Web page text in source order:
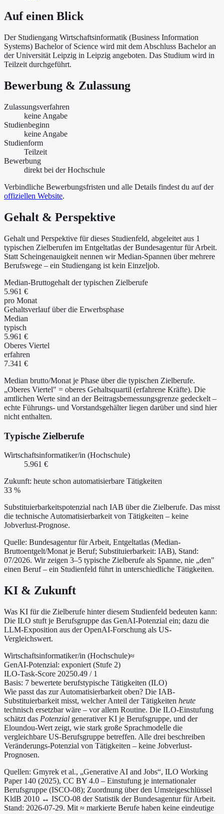
Auf einen Blick
Der Studiengang Wirtschaftsinformatik (Business Information
Systems) Bachelor of Science wird mit dem Abschluss Bachelor an
der Universität Leipzig in Leipzig angeboten. Das Studium wird in
Teilzeit durchgeführt.
Bewerbung & Zulassung
Zulassungsverfahren
keine Angabe
Studienbeginn
keine Angabe
Studienform
Teilzeit
Bewerbung
direkt bei der Hochschule
Verbindliche Bewerbungsfristen und alle Details findest du auf der
offiziellen Website.
Gehalt & Perspektive
Gehalt und Perspektive für dieses Studienfeld, abgeleitet aus 1
typischen Zielberufen im Entgeltatlas der Bundesagentur für Arbeit.
Statt Scheingenauigkeit nennen wir Median-Spannen über mehrere
Berufswege – ein Studiengang ist kein Einzeljob.
Median-Bruttogehalt der typischen Zielberufe
5.961 €
pro Monat
Gehaltsverlauf über die Erwerbsphase
Median
typisch
5.961 €
Oberes Viertel
erfahren
7.341 €
Median brutto/Monat je Phase über die typischen Zielberufe.
„Oberes Viertel" = oberes Gehaltsquartil (erfahrene Kräfte). Die
amtlichen Werte sind an der Beitragsbemessungsgrenze gedeckelt –
echte Führungs- und Vorstandsgehälter liegen darüber und sind hier
nicht enthalten.
Typische Zielberufe
Wirtschaftsinformatiker/in (Hochschule)
5.961 €
Zukunft: heute schon automatisierbare Tätigkeiten
33 %
Substituierbarkeitspotenzial nach IAB über die Zielberufe. Das misst
die technische Automatisierbarkeit von Tätigkeiten – keine
Jobverlust-Prognose.
Quelle: Bundesagentur für Arbeit, Entgeltatlas (Median-
Bruttoentgelt/Monat je Beruf; Substituierbarkeit: IAB), Stand:
07/2026. Wir zeigen 3–5 typische Zielberufe als Spanne, nie „den"
einen Beruf – ein Studienfeld führt in unterschiedliche Tätigkeiten.
KI & Zukunft
Was KI für die Zielberufe hinter diesem Studienfeld bedeuten kann:
Die ILO stuft je Berufsgruppe das GenAI-Potenzial ein; dazu die
LLM-Exposition aus der OpenAI-Forschung als US-
Vergleichswert.
Wirtschaftsinformatiker/in (Hochschule)≈
GenAI-Potenzial: exponiert (Stufe 2)
ILO-Task-Score 20250.49 / 1
Basis: 7 bewertete berufstypische Tätigkeiten (ILO)
Wie passt das zur Automatisierbarkeit oben? Die IAB-
Substituierbarkeit misst, welcher Anteil der Tätigkeiten heute
technisch ersetzbar wäre – vor allem Routine. Die ILO-Einstufung
schätzt das Potenzial generativer KI je Berufsgruppe, und der
Eloundou-Wert zeigt, wie stark große Sprachmodelle die
vergleichbare US-Berufsgruppe betreffen. Alle drei beschreiben
Veränderungs-Potenzial von Tätigkeiten – keine Jobverlust-
Prognosen.
Quellen: Gmyrek et al., „Generative AI and Jobs“, ILO Working
Paper 140 (2025), CC BY 4.0 – Einstufung je internationaler
Berufsgruppe (ISCO-08); Zuordnung über den Umsteigeschlüssel
KldB 2010 ↔ ISCO-08 der Statistik der Bundesagentur für Arbeit.
Stand: 2026-07-29. Mit ≈ markierte Berufe haben keine eindeutige